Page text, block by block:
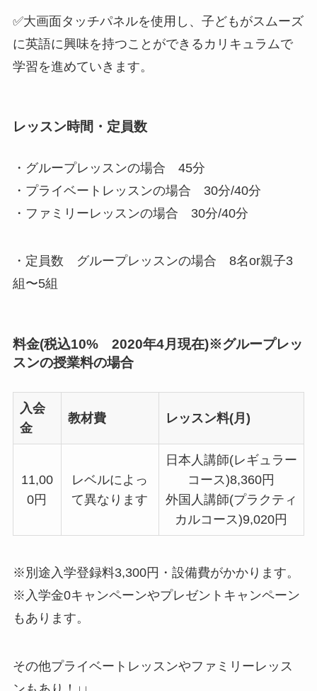
✅大画面タッチパネルを使用し、子どもがスムーズ
に英語に興味を持つことができるカリキュラムで
学習を進めていきます。
レッスン時間・定員数
・グループレッスンの場合 45分
・プライベートレッスンの場合 30分/40分
・ファミリーレッスンの場合 30分/40分
・定員数 グループレッスンの場合 8名or親子3
組〜5組
料金(税込10% 2020年4月現在)※グループレッ
スンの授業料の場合
入会
金
教材費 レッスン料(月)
11,00
0円
レベルによっ
て異なります
日本人講師(レギュラー
コース)8,360円
外国人講師(プラクティ
カルコース)9,020円
※別途入学登録料3,300円・設備費がかかります。
※入学金0キャンペーンやプレゼントキャンペーン
もあります。
その他プライベートレッスンやファミリーレッス